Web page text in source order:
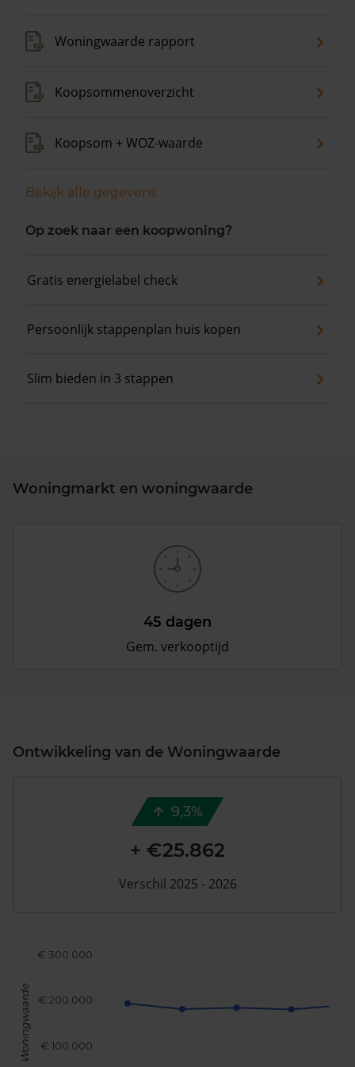
Woningwaarde rapport
Koopsommenoverzicht
Koopsom + WOZ-waarde
Bekijk alle gegevens
Op zoek naar een koopwoning?
Gratis energielabel check
Persoonlijk stappenplan huis kopen
Slim bieden in 3 stappen
Woningmarkt en woningwaarde
45 dagen
Gem. verkooptijd
Ontwikkeling van de Woningwaarde
€ 100.000
€ 200.000
€ 300.000
Woningwaarde
9,3%
+ €25.862
Verschil 2025 - 2026